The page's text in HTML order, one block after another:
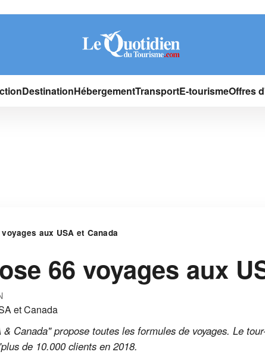
DestinationHébergementTransportE-tourismeOffres
aux USA et Canada
66 voyages aux
Canada" propose toutes les formules de voyages. Le
de 10.000 clients en 2018.